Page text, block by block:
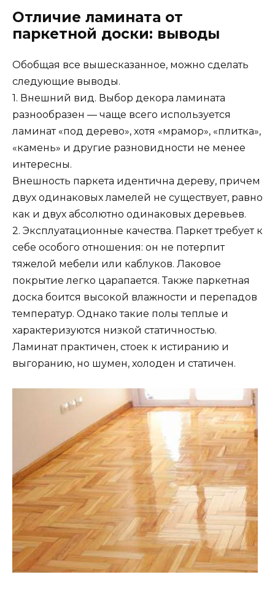
Отличие ламината от
паркетной доски: выводы
Обобщая все вышесказанное, можно сделать
следующие выводы.
1. Внешний вид. Выбор декора ламината
разнообразен — чаще всего используется
ламинат «под дерево», хотя «мрамор», «плитка»,
«камень» и другие разновидности не менее
интересны.
Внешность паркета идентична дереву, причем
двух одинаковых ламелей не существует, равно
как и двух абсолютно одинаковых деревьев.
2. Эксплуатационные качества. Паркет требует к
себе особого отношения: он не потерпит
тяжелой мебели или каблуков. Лаковое
покрытие легко царапается. Также паркетная
доска боится высокой влажности и перепадов
температур. Однако такие полы теплые и
характеризуются низкой статичностью.
Ламинат практичен, стоек к истиранию и
выгоранию, но шумен, холоден и статичен.